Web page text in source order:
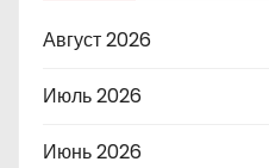
Август 2026
Июль 2026
Июнь 2026